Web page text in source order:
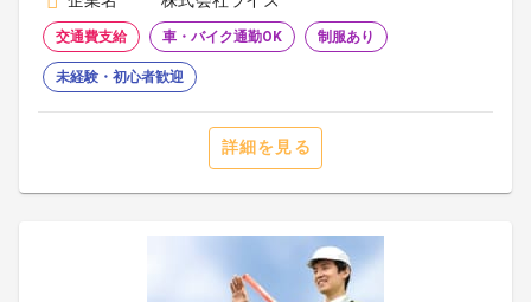
交通費支給 車・バイク通勤OK 制服あり
未経験・初心者歓迎
詳細を見る